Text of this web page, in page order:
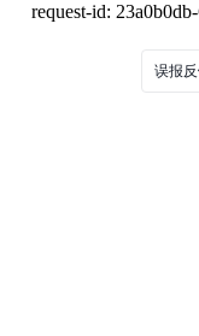
request-id:
误报